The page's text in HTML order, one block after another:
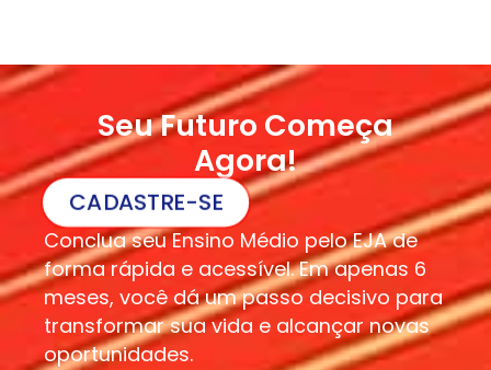
Seu Futuro Começa
Agora!
CADASTRE-SE
Conclua seu Ensino Médio pelo EJA de
forma rápida e acessível. Em apenas 6
meses, você dá um passo decisivo para
transformar sua vida e alcançar novas
oportunidades.